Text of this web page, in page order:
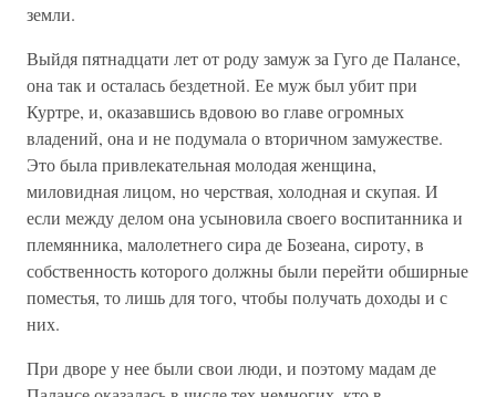
земли.
Выйдя пятнадцати лет от роду замуж за Гуго де Палансе,
она так и осталась бездетной. Ее муж был убит при
Куртре, и, оказавшись вдовою во главе огромных
владений, она и не подумала о вторичном замужестве.
Это была привлекательная молодая женщина,
миловидная лицом, но черствая, холодная и скупая. И
если между делом она усыновила своего воспитанника и
племянника, малолетнего сира де Бозеана, сироту, в
собственность которого должны были перейти обширные
поместья, то лишь для того, чтобы получать доходы и с
них.
При дворе у нее были свои люди, и поэтому мадам де